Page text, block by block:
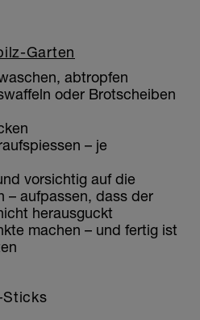
Garten
abtropfen
oder Brotscheiben
– je
vorsichtig auf die
– aufpassen, dass der
herausguckt
machen – und fertig ist
Sticks